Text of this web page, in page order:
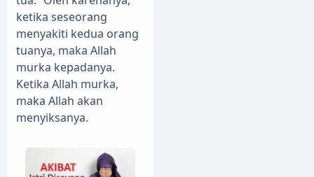
ketika seseorang
menyakiti kedua orang
tuanya, maka Allah
murka kepadanya.
Ketika Allah murka,
maka Allah akan
menyiksanya.